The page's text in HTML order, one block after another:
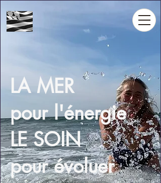
LA MER
pour l'énergie
LE SOIN
pour évoluer